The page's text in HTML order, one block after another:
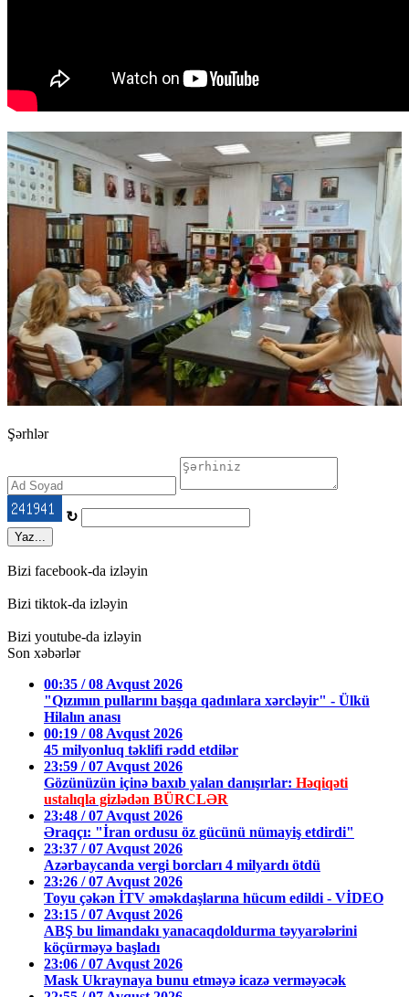
Şərhlər
↻
Yaz...
Bizi facebook-da izləyin
Bizi tiktok-da izləyin
Bizi youtube-da izləyin
Son xəbərlər
00:35 / 08 Avqust 2026
"Qızımın pullarını başqa qadınlara xərcləyir" - Ülkü
Hilalın anası
00:19 / 08 Avqust 2026
45 milyonluq təklifi rədd etdilər
23:59 / 07 Avqust 2026
Gözünüzün içinə baxıb yalan danışırlar: Həqiqəti
ustalıqla gizlədən BÜRCLƏR
23:48 / 07 Avqust 2026
Əraqçı: "İran ordusu öz gücünü nümayiş etdirdi"
23:37 / 07 Avqust 2026
Azərbaycanda vergi borcları 4 milyardı ötdü
23:26 / 07 Avqust 2026
Toyu çəkən İTV əməkdaşlarına hücum edildi - VİDEO
23:15 / 07 Avqust 2026
ABŞ bu limandakı yanacaqdoldurma təyyarələrini
köçürməyə başladı
23:06 / 07 Avqust 2026
Mask Ukraynaya bunu etməyə icazə verməyəcək